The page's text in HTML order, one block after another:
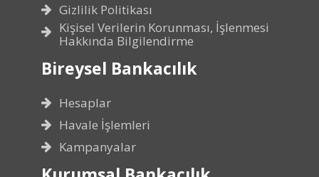
Gizlilik Politikası
Kişisel Verilerin Korunması, İşlenmesi
Hakkında Bilgilendirme
Bireysel Bankacılık
Hesaplar
Havale İşlemleri
Kampanyalar